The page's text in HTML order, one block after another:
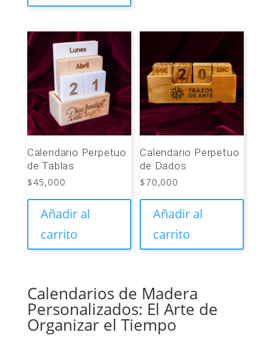
Calendario Perpetuo
de Tablas
$45,000
Añadir al
carrito
Calendario Perpetuo
de Dados
$70,000
Añadir al
carrito
Calendarios de Madera
Personalizados: El Arte de
Organizar el Tiempo